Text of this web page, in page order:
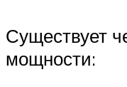
Существует
мощности: